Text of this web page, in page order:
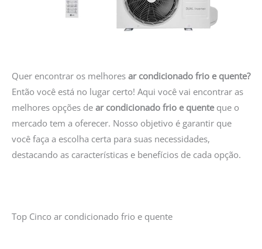
Quer encontrar os melhores ar condicionado frio e quente?
Então você está no lugar certo! Aqui você vai encontrar as
melhores opções de ar condicionado frio e quenteque o
mercado tem a oferecer. Nosso objetivo é garantir que
você faça a escolha certa para suas necessidades,
destacando as características e benefícios de cada opção.
Top Cinco ar condicionado frio e quente